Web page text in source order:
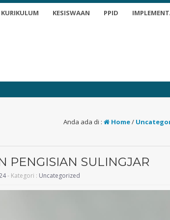
KURIKULUM KESISWAAN PPID
3 minggu
Anda ada di : Home/
PENGISIAN SULINGJAR
- Kategori : Uncategorized